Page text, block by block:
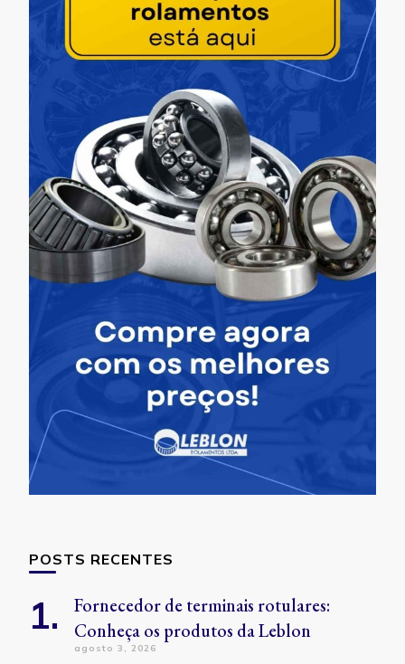
POSTS RECENTES
Fornecedor de terminais rotulares:
Conheça os produtos da Leblon
agosto 3, 2026